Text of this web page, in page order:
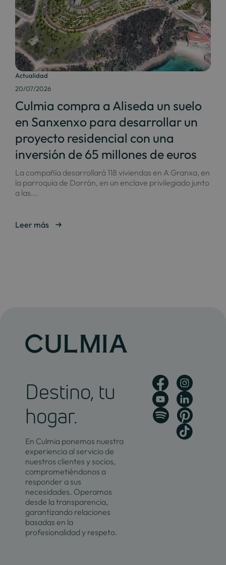
Actualidad
20/07/2026
Culmia compra a Aliseda un suelo
en Sanxenxo para desarrollar un
proyecto residencial con una
inversión de 65 millones de euros
La compañía desarrollará 118 viviendas en A Granxa, en
la parroquia de Dorrón, en un enclave privilegiado junto
a las...
Leer más
Destino, tu
hogar.
En Culmia ponemos nuestra
experiencia al servicio de
nuestros clientes y socios,
comprometiéndonos a
responder a sus
necesidades. Operamos
desde la transparencia,
garantizando relaciones
basadas en la
profesionalidad y respeto.